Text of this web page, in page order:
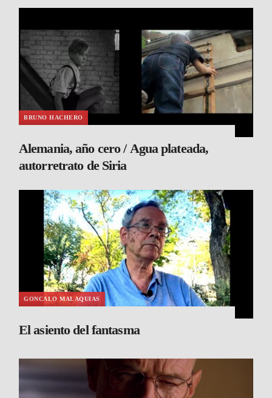
BRUNO HACHERO
Alemania, año cero / Agua plateada,
autorretrato de Siria
GONCALO MALAQUIAS
El asiento del fantasma